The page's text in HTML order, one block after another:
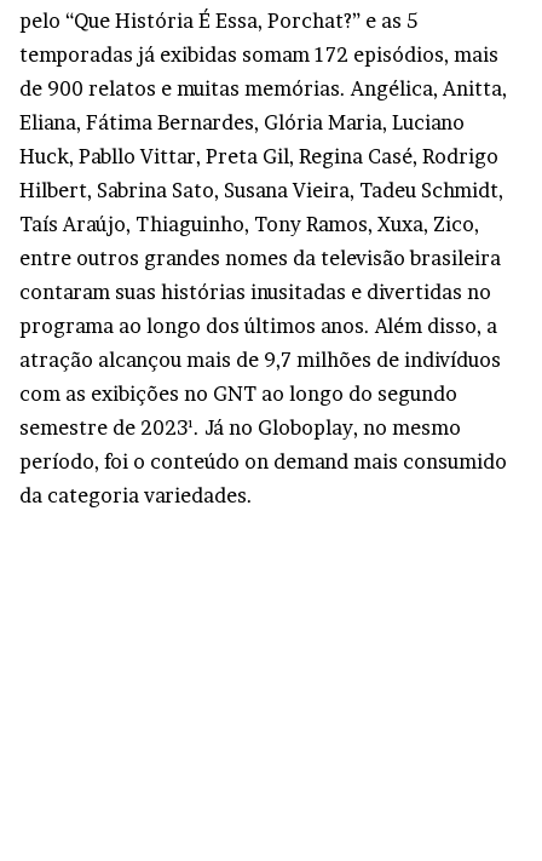
pelo “Que História É Essa, Porchat?” e as 5
temporadas já exibidas somam 172 episódios, mais
de 900 relatos e muitas memórias. Angélica, Anitta,
Eliana, Fátima Bernardes, Glória Maria, Luciano
Huck, Pabllo Vittar, Preta Gil, Regina Casé, Rodrigo
Hilbert, Sabrina Sato, Susana Vieira, Tadeu Schmidt,
Taís Araújo, Thiaguinho, Tony Ramos, Xuxa, Zico,
entre outros grandes nomes da televisão brasileira
contaram suas histórias inusitadas e divertidas no
programa ao longo dos últimos anos. Além disso, a
atração alcançou mais de 9,7 milhões de indivíduos
com as exibições no GNT ao longo do segundo
semestre de 2023¹. Já no Globoplay, no mesmo
período, foi o conteúdo on demand mais consumido
da categoria variedades.